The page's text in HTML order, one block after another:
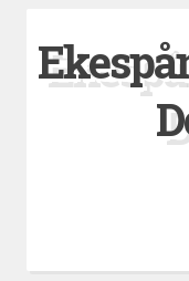
till
innehåll